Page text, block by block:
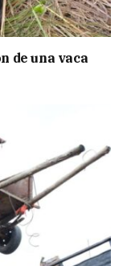
de una vaca